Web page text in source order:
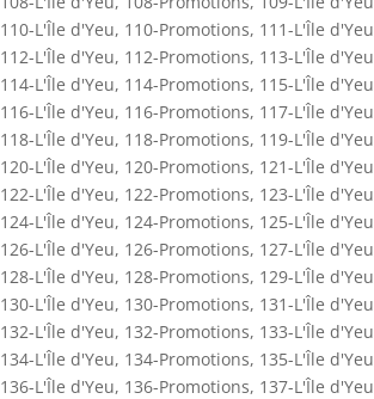
110-L'Île d'Yeu, 110-Promotions, 111-L'Île d'Yeu
112-L'Île d'Yeu, 112-Promotions, 113-L'Île d'Yeu
114-L'Île d'Yeu, 114-Promotions, 115-L'Île d'Yeu
116-L'Île d'Yeu, 116-Promotions, 117-L'Île d'Yeu
118-L'Île d'Yeu, 118-Promotions, 119-L'Île d'Yeu
120-L'Île d'Yeu, 120-Promotions, 121-L'Île d'Yeu
122-L'Île d'Yeu, 122-Promotions, 123-L'Île d'Yeu
124-L'Île d'Yeu, 124-Promotions, 125-L'Île d'Yeu
126-L'Île d'Yeu, 126-Promotions, 127-L'Île d'Yeu
128-L'Île d'Yeu, 128-Promotions, 129-L'Île d'Yeu
130-L'Île d'Yeu, 130-Promotions, 131-L'Île d'Yeu
132-L'Île d'Yeu, 132-Promotions, 133-L'Île d'Yeu
134-L'Île d'Yeu, 134-Promotions, 135-L'Île d'Yeu
136-L'Île d'Yeu, 136-Promotions, 137-L'Île d'Yeu